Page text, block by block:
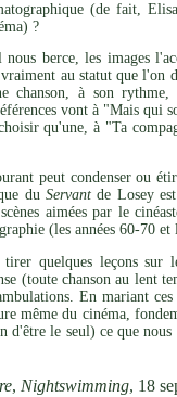
(de fait,
?
berce, les images
au statut que l'on
chanson, à son
vont à "Mais qui
qu'une, à "Ta
peut condenser ou
du Servant de Losey
aimées par le
(les années 60-70
quelques leçons
(toute chanson au lent
En mariant
même du cinéma,
le seul) ce que
,Nightswimming, 18